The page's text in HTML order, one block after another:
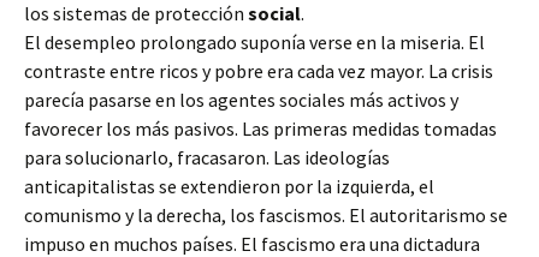
los sistemas de protección social.
El desempleo prolongado suponía verse en la miseria. El
contraste entre ricos y pobre era cada vez mayor. La crisis
parecía pasarse en los agentes sociales más activos y
favorecer los más pasivos. Las primeras medidas tomadas
para solucionarlo, fracasaron. Las ideologías
anticapitalistas se extendieron por la izquierda, el
comunismo y la derecha, los fascismos. El autoritarismo se
impuso en muchos países. El fascismo era una dictadura